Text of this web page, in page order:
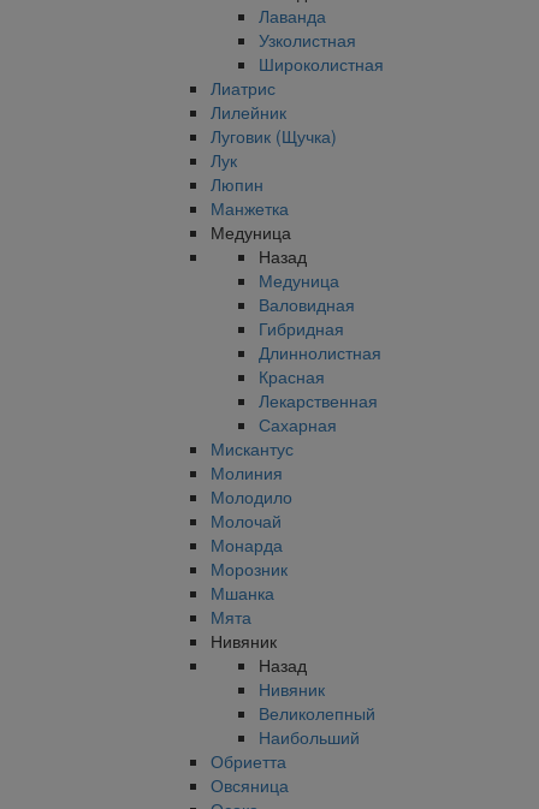
Лаванда
Узколистная
Широколистная
Лиатрис
Лилейник
Луговик (Щучка)
Лук
Люпин
Манжетка
Медуница
Назад
Медуница
Валовидная
Гибридная
Длиннолистная
Красная
Лекарственная
Сахарная
Мискантус
Молиния
Молодило
Молочай
Монарда
Морозник
Мшанка
Мята
Нивяник
Назад
Нивяник
Великолепный
Наибольший
Обриетта
Овсяница